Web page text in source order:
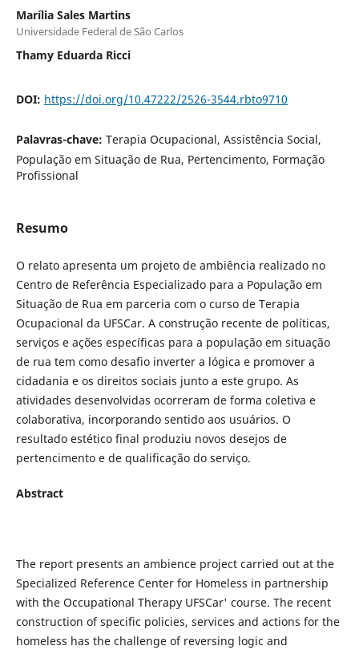
Marília Sales Martins
Universidade Federal de São Carlos
Thamy Eduarda Ricci
DOI: https://doi.org/10.47222/2526-3544.rbto9710
Palavras-chave: Terapia Ocupacional, Assistência Social,
População em Situação de Rua, Pertencimento, Formação
Profissional
Resumo
O relato apresenta um projeto de ambiência realizado no
Centro de Referência Especializado para a População em
Situação de Rua em parceria com o curso de Terapia
Ocupacional da UFSCar. A construção recente de políticas,
serviços e ações específicas para a população em situação
de rua tem como desafio inverter a lógica e promover a
cidadania e os direitos sociais junto a este grupo. As
atividades desenvolvidas ocorreram de forma coletiva e
colaborativa, incorporando sentido aos usuários. O
resultado estético final produziu novos desejos de
pertencimento e de qualificação do serviço.
Abstract
The report presents an ambience project carried out at the
Specialized Reference Center for Homeless in partnership
with the Occupational Therapy UFSCar' course. The recent
construction of specific policies, services and actions for the
homeless has the challenge of reversing logic and